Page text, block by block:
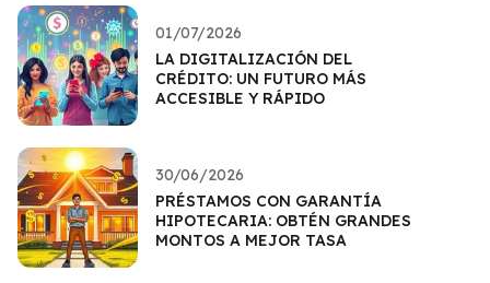
01/07/2026
LA DIGITALIZACIÓN DEL
CRÉDITO: UN FUTURO MÁS
ACCESIBLE Y RÁPIDO
30/06/2026
PRÉSTAMOS CON GARANTÍA
HIPOTECARIA: OBTÉN GRANDES
MONTOS A MEJOR TASA